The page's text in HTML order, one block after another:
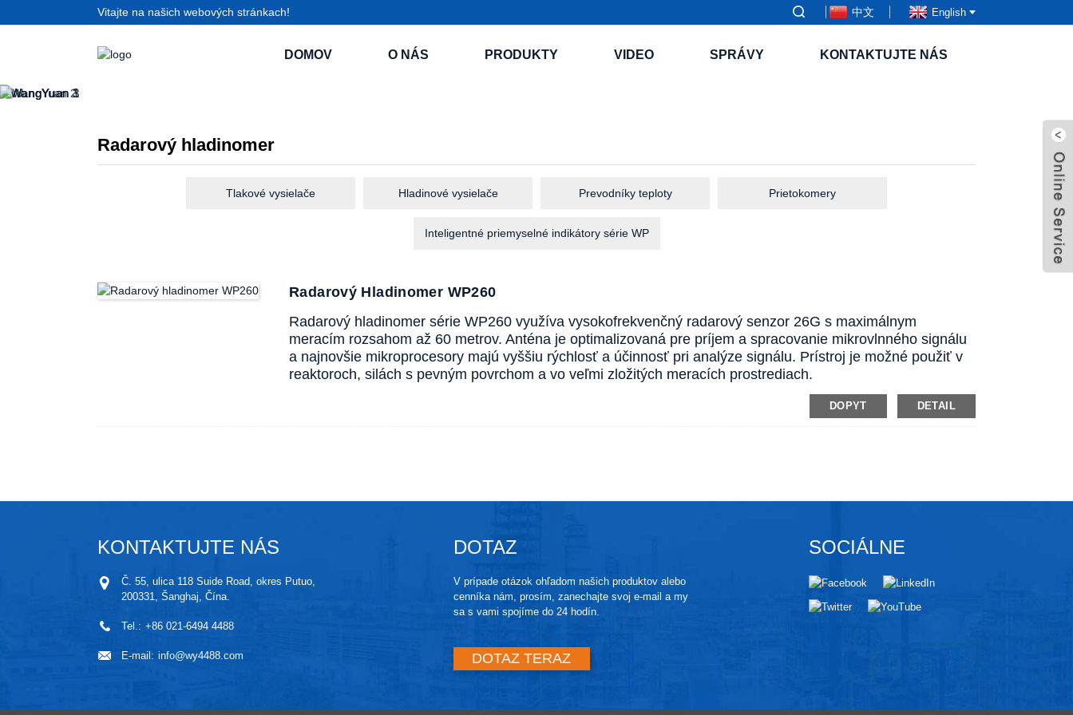
Vitajte na našich webových stránkach! 中文 English
DOMOV O NÁS PRODUKTY VIDEO SPRÁVY KONTAKTUJTE NÁS
Radarový hladinomer
Tlakové vysielače Hladinové vysielače Prevodníky teploty Prietokomery
Inteligentné priemyselné indikátory série WP
Radarový Hladinomer WP260
Radarový hladinomer série WP260 využíva vysokofrekvenčný radarový senzor 26G s maximálnym
meracím rozsahom až 60 metrov. Anténa je optimalizovaná pre príjem a spracovanie mikrovlnného signálu
a najnovšie mikroprocesory majú vyššiu rýchlosť a účinnosť pri analýze signálu. Prístroj je možné použiť v
reaktoroch, silách s pevným povrchom a vo veľmi zložitých meracích prostrediach.
DOPYT DETAIL
KONTAKTUJTE NÁS
Č. 55, ulica 118 Suide Road, okres Putuo,
200331, Šanghaj, Čína.
Tel.: +86 021-6494 4488
E-mail: info@wy4488.com
DOTAZ
V prípade otázok ohľadom našich produktov alebo
cenníka nám, prosím, zanechajte svoj e-mail a my
sa s vami spojíme do 24 hodín.
DOTAZ TERAZ
SOCIÁLNE